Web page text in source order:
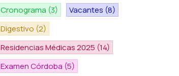
Cronograma (3) Vacantes (8)
Digestivo (2)
Residencias Médicas 2025 (14)
Examen Córdoba (5)